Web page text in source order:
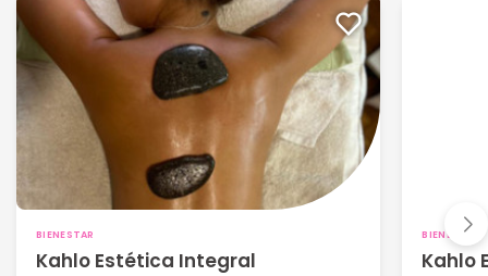
BIENESTAR
Kahlo Estética Integral
BIENESTAR
Kahlo